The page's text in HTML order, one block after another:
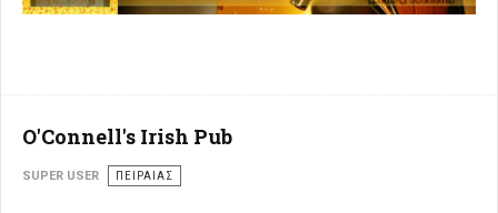
O'Connell's Irish Pub
SUPER USER ΠΕΙΡΑΙΆΣ